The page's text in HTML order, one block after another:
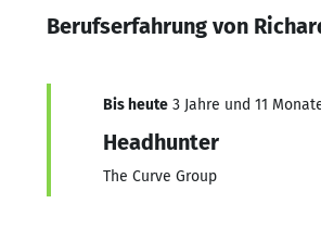
Berufserfahrung von
Bis heute 3 Jahre und 11
Headhunter
The Curve Group